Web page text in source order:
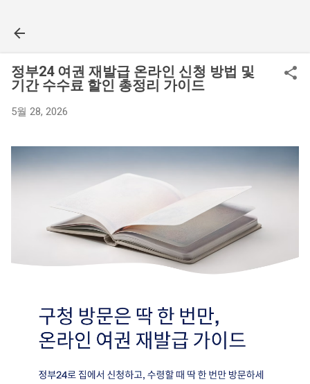
정부24 여권 재발급 온라인 신청 방법 및
기간 수수료 할인 총정리 가이드
5월 28, 2026